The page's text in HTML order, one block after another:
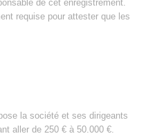
de cet enregistrement.
requise pour attester que les
la société et ses dirigeants
aller de 250 € à 50.000 €.